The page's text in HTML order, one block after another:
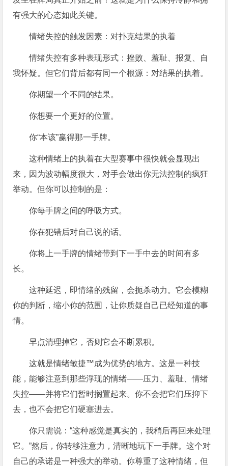
有强大的心态如此关键。
情绪失控的触发因素：对扑克结果的执着
情绪失控有多种表现形式：挫败、羞耻、报复、自
我怀疑。但它们背后都有同一个根源：对结果的执着。
你期望一个不同的结果。
你想要一个更好的位置。
你“本该”赢得那一手牌。
这种情绪上的执着在大型赛事中很快就会显现出
来，因为波动幅度很大，对手会做出你无法控制的疯狂
举动。但你可以控制的是：
你每手牌之间的呼吸方式。
你在犯错后对自己说的话。
你将上一手牌的情绪带到下一手中去的时间有多
长。
这种延迟，即情绪的残留，会扼杀动力。它会模糊
你的判断，缩小你的范围，让你质疑自己已经知道的事
情。
早点清理掉它，否则它会不断累积。
这就是情绪敏捷™成为优势的地方。这是一种技
能，能够注意到那些浮现的情绪——压力、羞耻、情绪
失控——并将它们暂时搁置起来。你不会把它们压抑下
去，也不会把它们硬塞进去。
你只需说：“这种感觉是真实的，我稍后再回来处理
它。”然后，你转移注意力，清晰地玩下一手牌。这个对
自己的承诺是一种强大的举动。你尊重了这种情绪，但